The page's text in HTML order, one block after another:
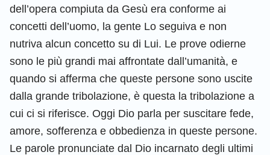
dell’opera compiuta da Gesù era conforme ai
concetti dell’uomo, la gente Lo seguiva e non
nutriva alcun concetto su di Lui. Le prove odierne
sono le più grandi mai affrontate dall’umanità, e
quando si afferma che queste persone sono uscite
dalla grande tribolazione, è questa la tribolazione a
cui ci si riferisce. Oggi Dio parla per suscitare fede,
amore, sofferenza e obbedienza in queste persone.
Le parole pronunciate dal Dio incarnato degli ultimi